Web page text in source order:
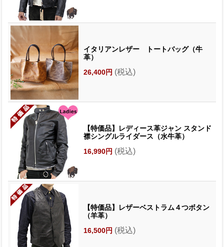
イタリアンレザー トートバッグ（牛
革）
26,400円 (税込)
【特価品】レディース革ジャン スタンド
襟シングルライダース（水牛革）
16,990円 (税込)
【特価品】レザーベストラム４つボタン
（羊革）
16,500円 (税込)